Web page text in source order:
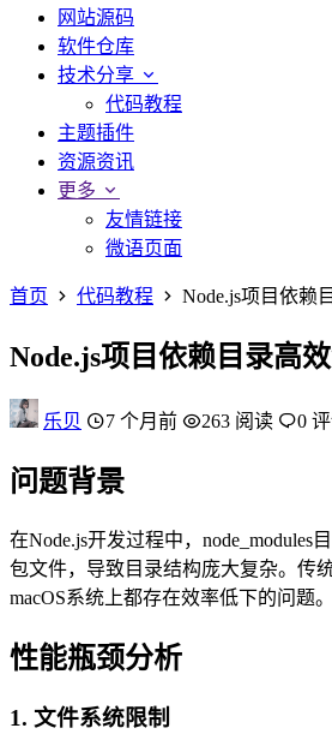
网站源码
软件仓库
技术分享
代码教程
主题插件
资源资讯
更多
友情链接
微语页面
首页 代码教程 Node.js项目依赖
Node.js项目依赖目录高
乐贝 7 个月前 263 阅读 0
问题背景
在Node.js开发过程中，node_modules
包文件，导致目录结构庞大复杂。传
macOS系统上都存在效率低下的问题。
性能瓶颈分析
1. 文件系统限制